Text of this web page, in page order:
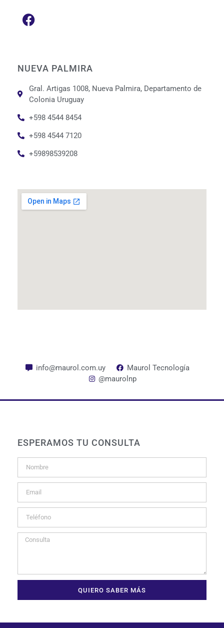
NUEVA PALMIRA
Gral. Artigas 1008, Nueva Palmira, Departamento de
Colonia Uruguay
+598 4544 8454
+598 4544 7120
+59898539208
info@maurol.com.uy
Maurol Tecnología
@maurolnp
ESPERAMOS TU CONSULTA
QUIERO SABER MÁS